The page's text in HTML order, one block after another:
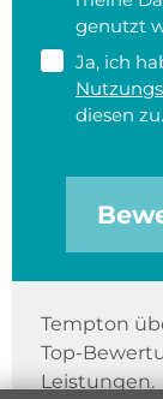
genutzt
Ja, ich
diesen zu.
Tempton
Top-
Leistungen.